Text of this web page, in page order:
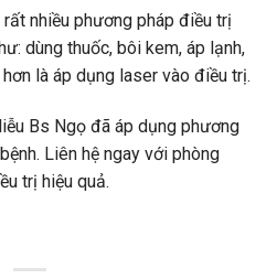
nhiều phương pháp điều trị
dùng thuốc, bôi kem, áp lạnh,
là áp dụng laser vào điều trị.
Bs Ngọ đã áp dụng phương
Liên hệ ngay với phòng
trị hiệu quả.